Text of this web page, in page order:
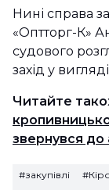
Нині справа
«Оптторг-К»
судового
захід у
Читайте
звернувся до
#закупівлі